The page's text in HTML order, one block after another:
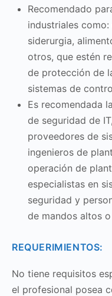
Recomendado
industriales
siderurgia,
otros, que estén
de protección de
sistemas de
Es recomendada
de seguridad de
proveedores de
ingenieros de
operación de
especialistas en
seguridad y
de mandos altos
REQUERIMIENTOS:
No tiene requisitos
el profesional posea